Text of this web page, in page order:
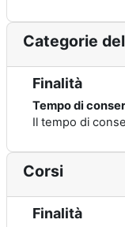
Categorie
Finalità
Tempo di
Il tempo di
Corsi
Finalità